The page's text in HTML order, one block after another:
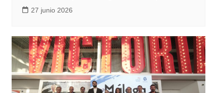
27 junio 2026